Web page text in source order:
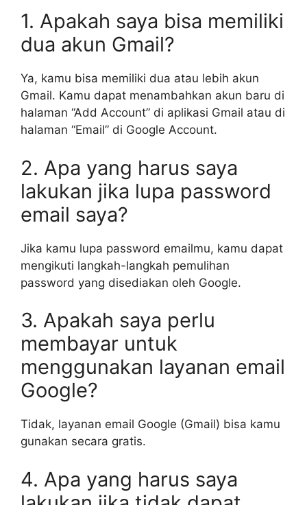
1. Apakah saya bisa memiliki
dua akun Gmail?
Ya, kamu bisa memiliki dua atau lebih akun
Gmail. Kamu dapat menambahkan akun baru di
halaman “Add Account” di aplikasi Gmail atau di
halaman “Email” di Google Account.
2. Apa yang harus saya
lakukan jika lupa password
email saya?
Jika kamu lupa password emailmu, kamu dapat
mengikuti langkah-langkah pemulihan
password yang disediakan oleh Google.
3. Apakah saya perlu
membayar untuk
menggunakan layanan email
Google?
Tidak, layanan email Google (Gmail) bisa kamu
gunakan secara gratis.
4. Apa yang harus saya